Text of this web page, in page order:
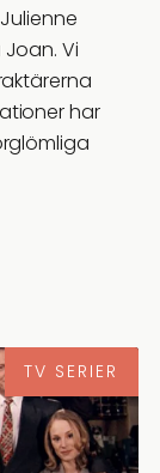
Vi
har
TV SERIER